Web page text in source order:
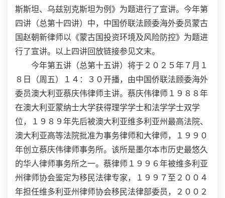
斯斯坦、乌兹别克斯坦为例》为题进行了宣讲。今年第
四讲（总第十四讲）中，中国侨联法顾委海外委员蒙古
国赵朝新律师以《蒙古国投资环境及风险防控》为题进
行了宣讲。以上四讲回放链接参见文末。
今年第五讲（总第十五讲）将于２０２５年７月１
８日（周五）１４：３０开播，由中国侨联法顾委海外
委员澳大利亚蔡庆伟律师主讲。蔡庆伟律师１９８８年
在澳大利亚蒙纳士大学获得理学学士和法学学士双学
位，１９８９年先后被澳大利亚维多利亚州最高法院、
澳大利亚高等法院批准为事务律师和大律师，１９９０
年创立蔡庆伟律师事务所。该所是墨尔本市历史最悠久
的华人律师事务所之一。蔡律师１９９６年被维多利亚
州律师协会鉴定为移民法律专家，１９９７至２００４
年担任维多利亚州律师协会移民法律部委员，２００２